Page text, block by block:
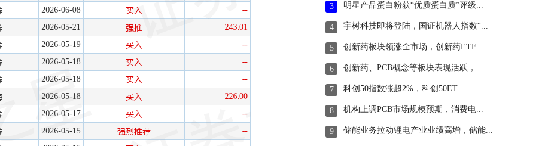
3 明星产品蛋白粉获“优质蛋白质”评级...
4 宇树科技即将登陆，国证机器人指数“...
5 创新药板块领涨全市场，创新药ETF...
6 创新药、PCB概念等板块表现活跃，...
7 科创50指数涨超2%，科创50ET...
8 机构上调PCB市场规模预期，消费电...
9 储能业务拉动锂电产业业绩高增，储能...